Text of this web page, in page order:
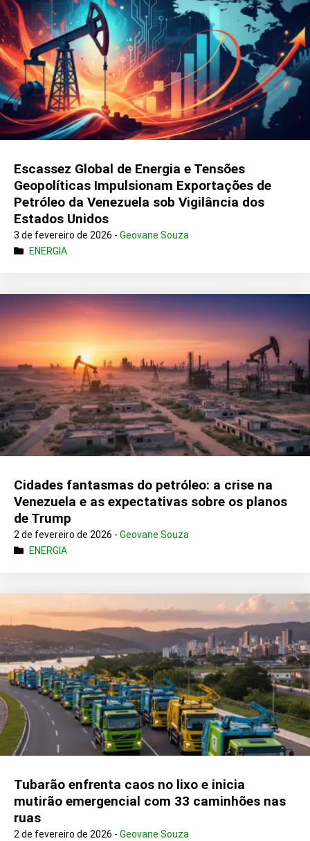
Escassez Global de Energia e Tensões
Geopolíticas Impulsionam Exportações de
Petróleo da Venezuela sob Vigilância dos
Estados Unidos
3 de fevereiro de 2026 - Geovane Souza
ENERGIA
Cidades fantasmas do petróleo: a crise na
Venezuela e as expectativas sobre os planos
de Trump
2 de fevereiro de 2026 - Geovane Souza
ENERGIA
Tubarão enfrenta caos no lixo e inicia
mutirão emergencial com 33 caminhões nas
ruas
2 de fevereiro de 2026 - Geovane Souza